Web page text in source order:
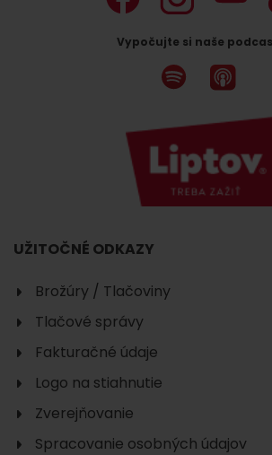
ubytovanie
Vypočujte si naše
UŽITOČNÉ ODKAZY
Brožúry / Tlačoviny
Tlačové správy
Fakturačné údaje
Logo na stiahnutie
Zverejňovanie
Spracovanie osobných údajov